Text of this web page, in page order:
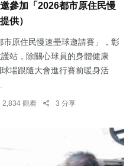
參加「2026都市原住民慢
供）
市原住民慢速壘球邀請賽」，彰
站，除關心球員的身體健康
場跟隨大會進行賽前暖身活
2,834 觀看 3 分享